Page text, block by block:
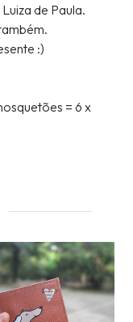
de Paula.
:)
= 6 x